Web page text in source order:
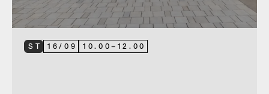
ST 16/09 10.00– 12.00